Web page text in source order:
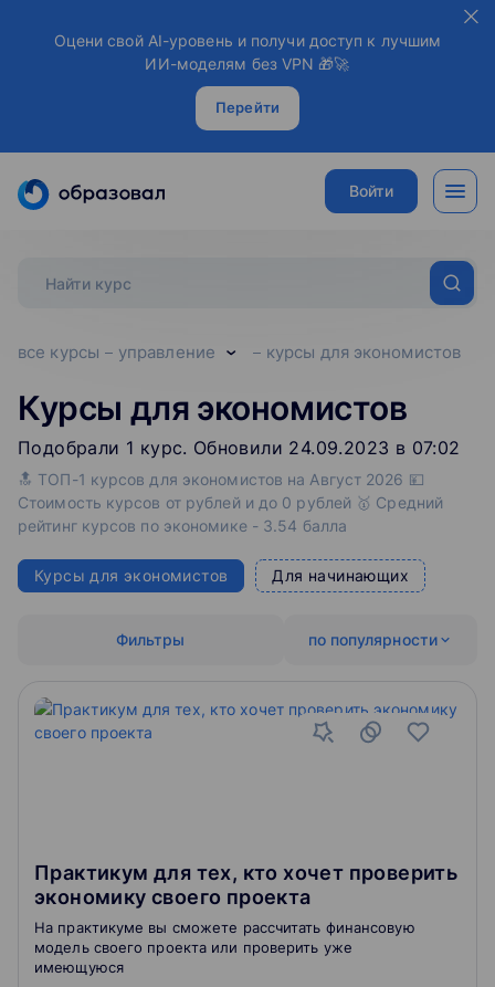
Оцени свой AI-уровень и получи доступ к лучшим
ИИ-моделям без VPN 🎁🚀
Перейти
Войти
все курсы управление курсы для экономистов
Курсы для экономистов
Подобрали 1 курс. Обновили 24.09.2023 в 07:02
🔝 ТОП-1 курсов для экономистов на Август 2026 💴
Стоимость курсов от рублей и до 0 рублей 🥇 Средний
рейтинг курсов по экономике - 3.54 балла
Курсы для экономистов Для начинающих
по популярности
Фильтры
Практикум для тех, кто хочет проверить
экономику своего проекта
На практикуме вы сможете рассчитать финансовую
модель своего проекта или проверить уже
имеющуюся